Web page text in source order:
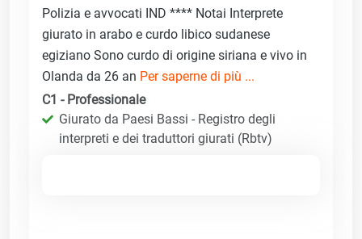
Polizia e avvocati IND **** Notai Interprete
giurato in arabo e curdo libico sudanese
egiziano Sono curdo di origine siriana e vivo in
Olanda da 26 an Per saperne di più ...
C1 - Professionale
Giurato da Paesi Bassi - Registro degli
interpreti e dei traduttori giurati (Rbtv)